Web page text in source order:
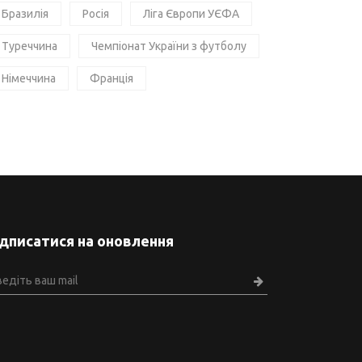
Бразилія Росія Ліга Європи УЄФА
Туреччина Чемпіонат України з футболу
Німеччина Франція
на оновлення